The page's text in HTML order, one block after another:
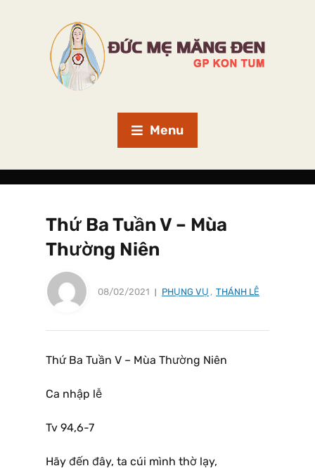
Menu
Thứ Ba Tuần V – Mùa
Thường Niên
08/02/2021 PHỤNG VỤ , THÁNH LỄ
Thứ Ba Tuần V – Mùa Thường Niên
Ca nhập lễ
Tv 94,6-7
Hãy đến đây, ta cúi mình thờ lạy,